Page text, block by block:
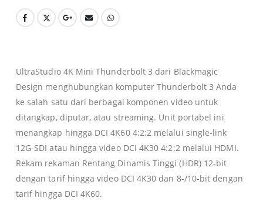
UltraStudio 4K Mini Thunderbolt 3 dari Blackmagic
Design menghubungkan komputer Thunderbolt 3 Anda
ke salah satu dari berbagai komponen video untuk
ditangkap, diputar, atau streaming. Unit portabel ini
menangkap hingga DCI 4K60 4:2:2 melalui single-link
12G-SDI atau hingga video DCI 4K30 4:2:2 melalui HDMI.
Rekam rekaman Rentang Dinamis Tinggi (HDR) 12-bit
dengan tarif hingga video DCI 4K30 dan 8-/10-bit dengan
tarif hingga DCI 4K60.